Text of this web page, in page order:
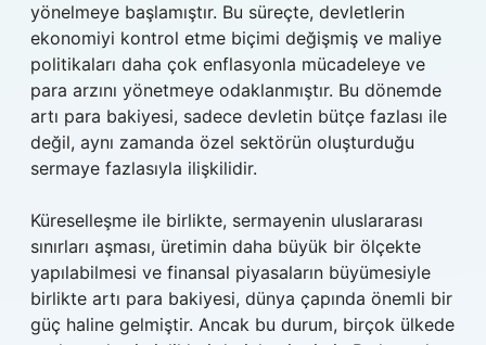
yönelmeye başlamıştır. Bu süreçte, devletlerin
ekonomiyi kontrol etme biçimi değişmiş ve maliye
politikaları daha çok enflasyonla mücadeleye ve
para arzını yönetmeye odaklanmıştır. Bu dönemde
artı para bakiyesi, sadece devletin bütçe fazlası ile
değil, aynı zamanda özel sektörün oluşturduğu
sermaye fazlasıyla ilişkilidir.
Küreselleşme ile birlikte, sermayenin uluslararası
sınırları aşması, üretimin daha büyük bir ölçekte
yapılabilmesi ve finansal piyasaların büyümesiyle
birlikte artı para bakiyesi, dünya çapında önemli bir
güç haline gelmiştir. Ancak bu durum, birçok ülkede